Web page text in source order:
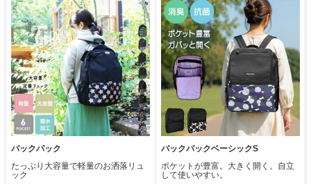
バックパック
たっぷり大容量で軽量のお洒落リュ
ック
バックパックベーシックS
ポケットが豊富。大きく開く。自立
して使いやすい。